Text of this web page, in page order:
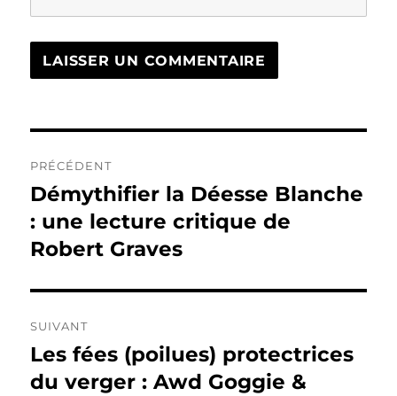
de
l’article
PRÉCÉDENT
Publication
précédente :
Démythifier la Déesse Blanche
: une lecture critique de
Robert Graves
SUIVANT
Publication
suivante :
Les fées (poilues) protectrices
du verger : Awd Goggie &